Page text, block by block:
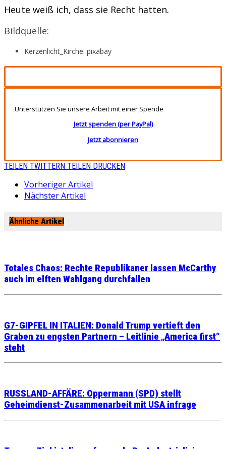
Heute weiß ich, dass sie Recht hatten.
Bildquelle:
Kerzenlicht_Kirche: pixabay
Unterstützen Sie unsere Arbeit mit einer Spende
Jetzt spenden (per PayPal)
Jetzt abonnieren
TEILEN TWITTERN TEILEN DRUCKEN
Vorheriger Artikel
Nächster Artikel
Ähnliche Artikel
Totales Chaos: Rechte Republikaner lassen McCarthy
auch im elften Wahlgang durchfallen
G7-GIPFEL IN ITALIEN: Donald Trump vertieft den
Graben zu engsten Partnern – Leitlinie „America first“
steht
RUSSLAND-AFFÄRE: Oppermann (SPD) stellt
Geheimdienst-Zusammenarbeit mit USA infrage